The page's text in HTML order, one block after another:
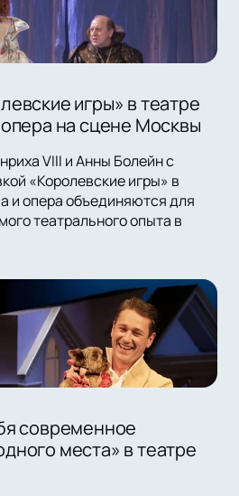
игры» в театре
на сцене Москвы
VIII и Анны Болейн с
«Королевские игры» в
и опера объединяются для
театрального опыта в
современное
места» в театре